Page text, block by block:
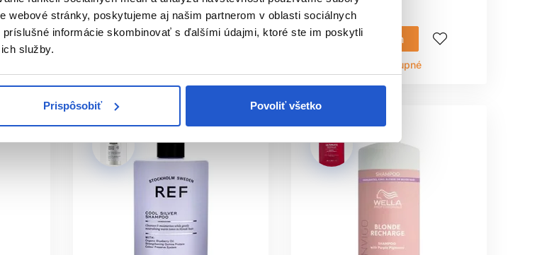
webové stránky, poskytujeme aj našim partnerom v oblasti sociálnych
informácie skombinovať s ďalšími údajmi, ktoré ste im poskytli
služby.
Prispôsobiť Povoliť všetko
14.00 €
Mám záujem
22.60 €
Mám záujem
Aktuálne nedostupné